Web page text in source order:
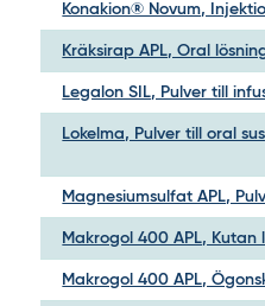
Konakion® Novum,
Kräksirap APL, Oral
Legalon SIL, Pulver till
Lokelma, Pulver till oral
Magnesiumsulfat APL,
Makrogol 400 APL, Kutan
Makrogol 400 APL,